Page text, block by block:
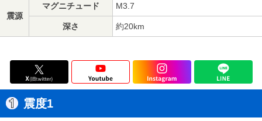
震源
マグニチュード M3.7
深さ 約20km
震度1